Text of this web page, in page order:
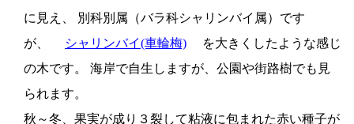
に見え、 別科別属（バラ科シャリンバイ属）です
が、
シャリンバイ(車輪梅) を大きくしたような感じ
の木です。 海岸で自生しますが、公園や街路樹でも見
られます。
秋～冬、果実が成り３裂して粘液に包まれた赤い種子が